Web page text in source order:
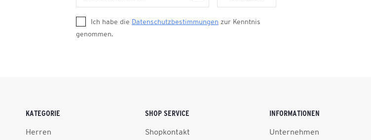
Ich habe die Datenschutzbestimmungen zur Kenntnis
genommen.
KATEGORIE
Herren
SHOP SERVICE
Shopkontakt
INFORMATIONEN
Unternehmen